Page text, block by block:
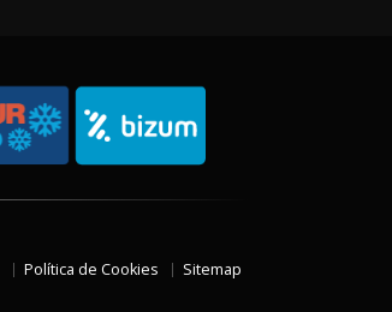
Política de Cookies Sitemap